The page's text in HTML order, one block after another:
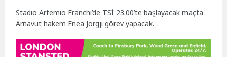
Stadio Artemio Franchi’de TSİ 23.00’te başlayacak maçta
Arnavut hakem Enea Jorgji görev yapacak.